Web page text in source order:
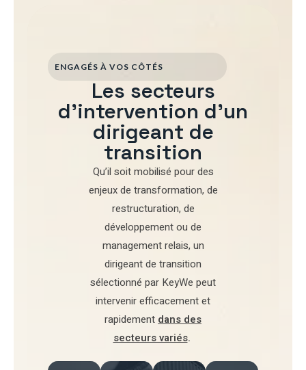
ENGAGÉS À VOS CÔTÉS
Les secteurs
d'intervention d'un
dirigeant de
transition
Qu’il soit mobilisé pourdes
enjeux de transformation, de
restructuration, de
développementou de
management relais, un
dirigeant de transition
sélectionné par KeyWe peut
intervenir efficacement et
rapidement dans des
secteurs variés.